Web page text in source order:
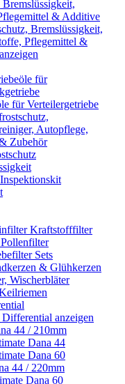
& Additive
Bremslüssigkeit,
Pflegemittel &
für
für Verteilergetriebe
Autopflege,
Zubehör
Kraftstofffilter
Sets
& Glühkerzen
Wischerbläter
anzeigen
44 / 210mm
Dana 44
Dana 60
44 / 220mm
Dana 60